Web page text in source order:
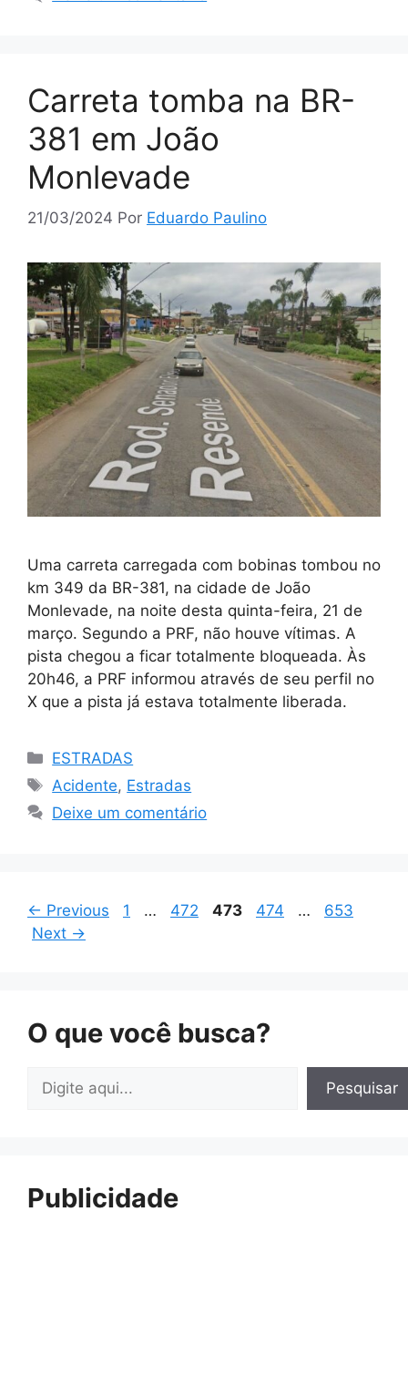
Carreta tomba na BR-
381 em João
Monlevade
21/03/2024 Por Eduardo Paulino
Uma carreta carregada com bobinas tombou no
km 349 da BR-381, na cidade de João
Monlevade, na noite desta quinta-feira, 21 de
março. Segundo a PRF, não houve vítimas. A
pista chegou a ficar totalmente bloqueada. Às
20h46, a PRF informou através de seu perfil no
X que a pista já estava totalmente liberada.
Categorias
ESTRADAS
Tags
Acidente, Estradas
Deixe um comentário
← Previous Page
1 … Page
472 Page
473 Page
474 … Page
653
Next →
O que você busca?
Pesquisar
Publicidade